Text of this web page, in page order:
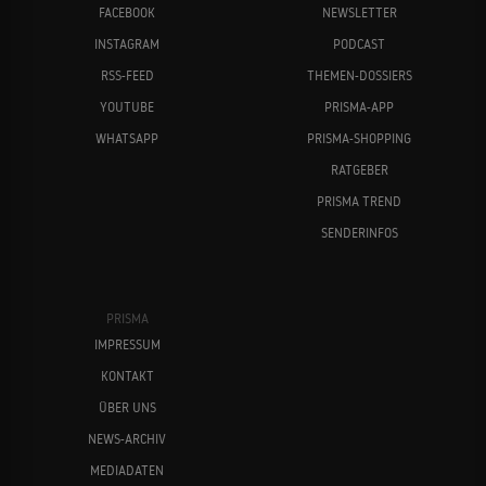
FACEBOOK
INSTAGRAM
RSS-FEED
YOUTUBE
WHATSAPP
NEWSLETTER
PODCAST
THEMEN-DOSSIERS
PRISMA-APP
PRISMA-SHOPPING
RATGEBER
PRISMA TREND
SENDERINFOS
PRISMA
IMPRESSUM
KONTAKT
ÜBER UNS
NEWS-ARCHIV
MEDIADATEN